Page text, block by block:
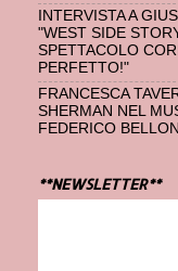
INTERVISTA A
"WEST SIDE
SPETTACOLO
PERFETTO!"
FRANCESCA
SHERMAN NEL
FEDERICO
**NEWSLETTER**